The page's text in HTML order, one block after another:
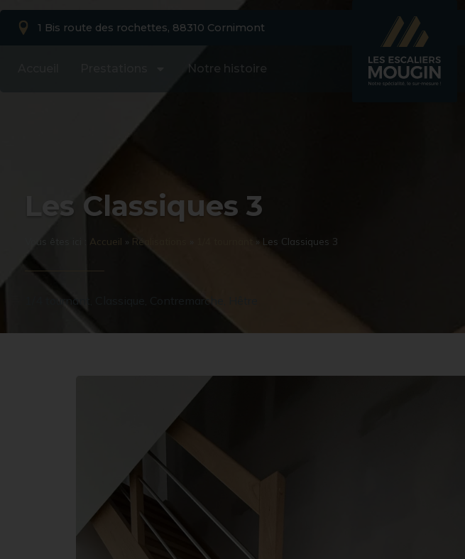
1 Bis route des rochettes, 88310 Cornimont
Notre histoire
Les Classiques 3
Accueil » Réalisations » Les Classiques 3
1/4 tournant Contremarche